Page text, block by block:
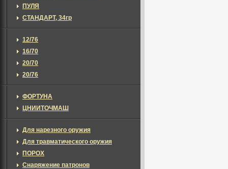
ПУЛЯ
СТАНДАРТ, 34гр
12/76
16/70
20/70
20/76
ФОРТУНА
ЦНИИТОЧМАШ
Для нарезного оружия
Для травматического оружия
ПОРОХ
Снаряжение патронов